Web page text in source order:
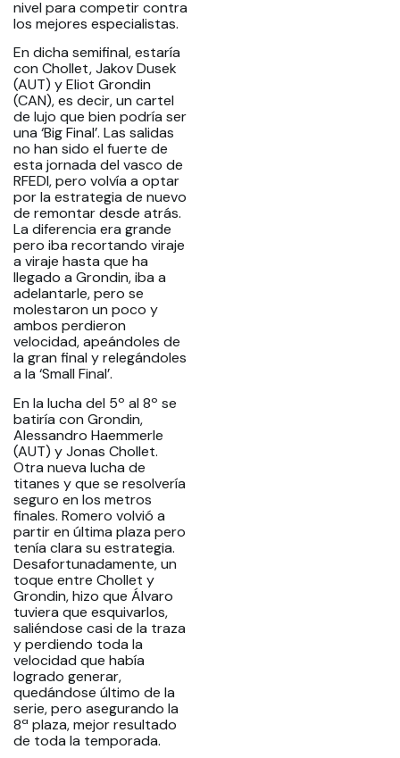
nivel para competir contra
los mejores especialistas.
En dicha semifinal, estaría
con Chollet, Jakov Dusek
(AUT) y Eliot Grondin
(CAN), es decir, un cartel
de lujo que bien podría ser
una ‘Big Final’. Las salidas
no han sido el fuerte de
esta jornada del vasco de
RFEDI, pero volvía a optar
por la estrategia de nuevo
de remontar desde atrás.
La diferencia era grande
pero iba recortando viraje
a viraje hasta que ha
llegado a Grondin, iba a
adelantarle, pero se
molestaron un poco y
ambos perdieron
velocidad, apeándoles de
la gran final y relegándoles
a la ‘Small Final’.
En la lucha del 5º al 8º se
batiría con Grondin,
Alessandro Haemmerle
(AUT) y Jonas Chollet.
Otra nueva lucha de
titanes y que se resolvería
seguro en los metros
finales. Romero volvió a
partir en última plaza pero
tenía clara su estrategia.
Desafortunadamente, un
toque entre Chollet y
Grondin, hizo que Álvaro
tuviera que esquivarlos,
saliéndose casi de la traza
y perdiendo toda la
velocidad que había
logrado generar,
quedándose último de la
serie, pero asegurando la
8ª plaza, mejor resultado
de toda la temporada.